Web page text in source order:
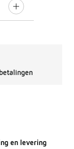
en levering